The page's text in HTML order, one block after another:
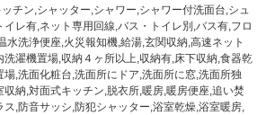
チン,シャッター,シャワー,シャワー付洗面台,シュ
レ有,ネット専用回線,バス・トイレ別,バス有,フロ
水洗浄便座,火災報知機,給湯,玄関収納,高速ネット
濯機置場,収納４ヶ所以上,収納有,床下収納,食器乾
,洗面化粧台,洗面所にドア,洗面所に窓,洗面所独
納,対面式キッチン,脱衣所,暖房,暖房便座,追い焚
ス,防音サッシ,防犯シャッター,浴室乾燥,浴室暖房,